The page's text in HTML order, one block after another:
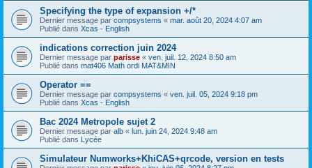
Specifying the type of expansion +/*
Dernier message par compsystems « mar. août 20, 2024 4:07 am
Publié dans Xcas - English
indications correction juin 2024
Dernier message par parisse « ven. juil. 12, 2024 8:50 am
Publié dans mat406 Math ordi MAT&MIN
Operator ==
Dernier message par compsystems « ven. juil. 05, 2024 9:18 pm
Publié dans Xcas - English
Bac 2024 Metropole sujet 2
Dernier message par alb « lun. juin 24, 2024 9:48 am
Publié dans Lycée
Simulateur Numworks+KhiCAS+qrcode, version en tests